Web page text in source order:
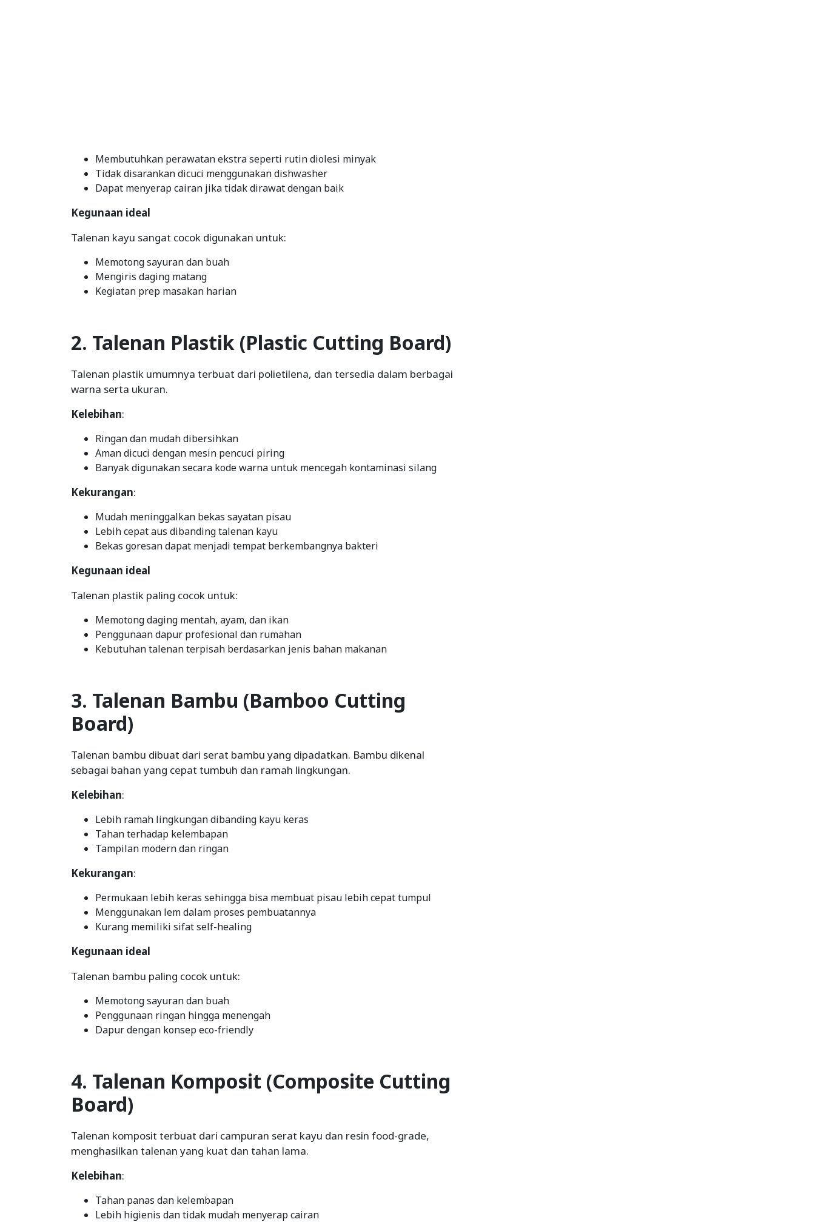
Membutuhkan perawatan ekstra seperti rutin diolesi minyak
Tidak disarankan dicuci menggunakan dishwasher
Dapat menyerap cairan jika tidak dirawat dengan baik
Kegunaan ideal
Talenan kayu sangat cocok digunakan untuk:
Memotong sayuran dan buah
Mengiris daging matang
Kegiatan prep masakan harian
2. Talenan Plastik (Plastic Cutting Board)
Talenan plastik umumnya terbuat dari polietilena, dan tersedia dalam berbagai
warna serta ukuran.
Kelebihan:
Ringan dan mudah dibersihkan
Aman dicuci dengan mesin pencuci piring
Banyak digunakan secara kode warna untuk mencegah kontaminasi silang
Kekurangan:
Mudah meninggalkan bekas sayatan pisau
Lebih cepat aus dibanding talenan kayu
Bekas goresan dapat menjadi tempat berkembangnya bakteri
Kegunaan ideal
Talenan plastik paling cocok untuk:
Memotong daging mentah, ayam, dan ikan
Penggunaan dapur profesional dan rumahan
Kebutuhan talenan terpisah berdasarkan jenis bahan makanan
3. Talenan Bambu (Bamboo Cutting
Board)
Talenan bambu dibuat dari serat bambu yang dipadatkan. Bambu dikenal
sebagai bahan yang cepat tumbuh dan ramah lingkungan.
Kelebihan:
Lebih ramah lingkungan dibanding kayu keras
Tahan terhadap kelembapan
Tampilan modern dan ringan
Kekurangan:
Permukaan lebih keras sehingga bisa membuat pisau lebih cepat tumpul
Menggunakan lem dalam proses pembuatannya
Kurang memiliki sifat self-healing
Kegunaan ideal
Talenan bambu paling cocok untuk:
Memotong sayuran dan buah
Penggunaan ringan hingga menengah
Dapur dengan konsep eco-friendly
4. Talenan Komposit (Composite Cutting
Board)
Talenan komposit terbuat dari campuran serat kayu dan resin food-grade,
menghasilkan talenan yang kuat dan tahan lama.
Kelebihan:
Tahan panas dan kelembapan
Lebih higienis dan tidak mudah menyerap cairan